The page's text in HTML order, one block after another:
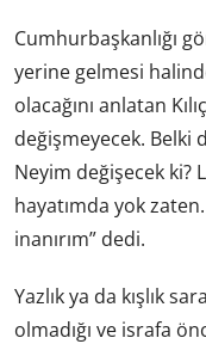
Cumhurbaşkanlığı
yerine gelmesi
olacağını anlatan
değişmeyecek. Belki
Neyim değişecek ki?
hayatımda yok
inanırım” dedi.
Yazlık ya da kışlık
olmadığı ve israfa